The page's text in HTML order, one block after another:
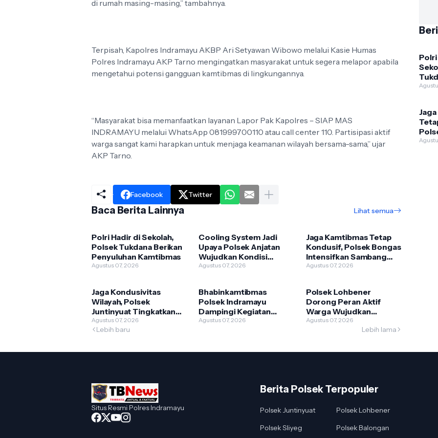
di rumah masing-masing,” tambahnya.
Terpisah, Kapolres Indramayu AKBP Ari Setyawan Wibowo melalui Kasie Humas
Polres Indramayu AKP Tarno mengingatkan masyarakat untuk segera melapor apabila
mengetahui potensi gangguan kamtibmas di lingkungannya.
“Masyarakat bisa memanfaatkan layanan Lapor Pak Kapolres – SIAP MAS
INDRAMAYU melalui WhatsApp 081999700110 atau call center 110. Partisipasi aktif
warga sangat kami harapkan untuk menjaga keamanan wilayah bersama-sama,” ujar
AKP Tarno.
Facebook Twitter
Baca Berita Lainnya Lihat semua
Polri Hadir di Sekolah,
Polsek Tukdana Berikan
Penyuluhan Kamtibmas
Agustus 07, 2026
Cooling System Jadi
Upaya Polsek Anjatan
Wujudkan Kondisi
Kamtibmas yang
Agustus 07, 2026
Jaga Kamtibmas Tetap
Kondusif, Polsek Bongas
Intensifkan Sambang
Warga
Agustus 07, 2026
Jaga Kondusivitas
Wilayah, Polsek
Juntinyuat Tingkatkan
Kehadiran Anggota di
Lapangan
Agustus 07, 2026
Bhabinkamtibmas
Polsek Indramayu
Dampingi Kegiatan
Posyandu
Agustus 07, 2026
Polsek Lohbener
Dorong Peran Aktif
Warga Wujudkan
Lingkungan yang Aman
Agustus 07, 2026
Lebih baru Lebih lama
Situs Resmi Polres Indramayu
Berita Polsek Terpopuler
Polsek Juntinyuat
Polsek Lohbener
Polsek Sliyeg
Polsek Balongan